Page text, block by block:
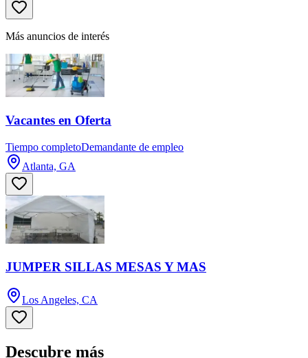
Más anuncios de interés
Vacantes en Oferta
Tiempo completoDemandante de empleo
Atlanta, GA
JUMPER SILLAS MESAS Y MAS
Los Angeles, CA
Descubre más